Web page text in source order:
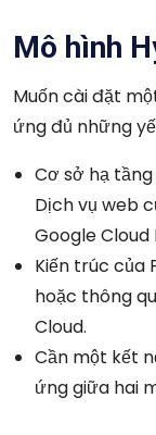
Mô hình
Muốn cài đặt
ứng đủ những
Cơ sở hạ
Dịch vụ web
Google
Kiến trúc của
hoặc thông
Cloud.
Cần một kết
ứng giữa hai